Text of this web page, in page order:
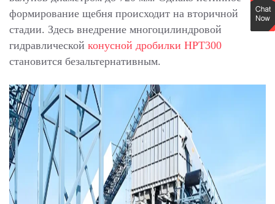
формирование щебня происходит на вторичной
стадии. Здесь внедрение многоцилиндровой
гидравлической конусной дробилки HPT300
становится безальтернативным.